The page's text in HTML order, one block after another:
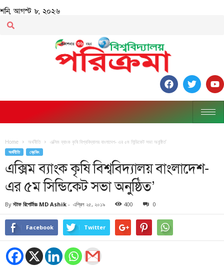
শনি, আগস্ট ৮, ২০২৬
Home অর্থনীতি এক্সিম ব্যাংক কৃষি বিশ্ববিদ্যালয় বাংলাদেশ- এর ৫ম সিন্ডিকেট সভা অনুষ্ঠিত’
অর্থনীতি ব্রেকিং
এক্সিম ব্যাংক কৃষি বিশ্ববিদ্যালয় বাংলাদেশ-
এর ৫ম সিন্ডিকেট সভা অনুষ্ঠিত’
By স্টাফ রিপোর্টারঃ MD Ashik - এপ্রিল ২৫, ২০১৯ 400 0
Facebook Twitter